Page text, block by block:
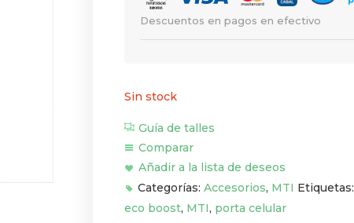
Sin stock
Guía de talles
Comparar
Añadir a la lista de deseos
Categorías: Accesorios, MTI Etiquetas:
eco boost, MTI, porta celular
Descuentos en pagos en efectivo